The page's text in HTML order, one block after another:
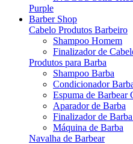
Purple
Barber Shop
Cabelo Produtos Barbeiro
Shampoo Homem
Finalizador de
Produtos para Barba
Shampoo Barba
Condicionador
Espuma de Barbear
Aparador de Barba
Finalizador de
Máquina de Barba
Navalha de Barbear